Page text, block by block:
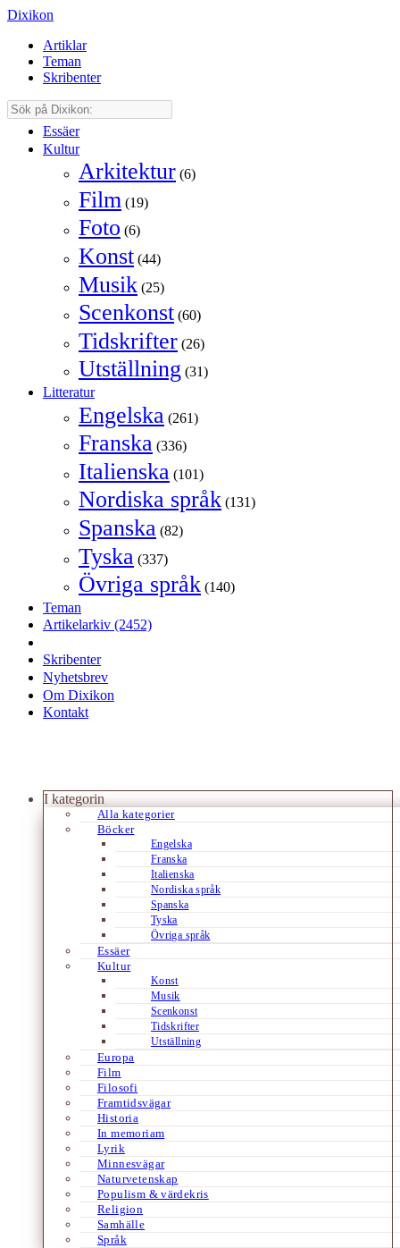
Dixikon
Artiklar
Teman
Skribenter
Essäer
Kultur
Arkitektur (6)
Film (19)
Foto (6)
Konst (44)
Musik (25)
Scenkonst (60)
Tidskrifter (26)
Utställning (31)
Litteratur
Engelska (261)
Franska (336)
Italienska (101)
Nordiska språk (131)
Spanska (82)
Tyska (337)
Övriga språk (140)
Teman
Artikelarkiv (2452)
Skribenter
Nyhetsbrev
Om Dixikon
Kontakt
I kategorin
Alla kategorier
Böcker
Engelska
Franska
Italienska
Nordiska språk
Spanska
Tyska
Övriga språk
Essäer
Kultur
Konst
Musik
Scenkonst
Tidskrifter
Utställning
Europa
Film
Filosofi
Framtidsvägar
Historia
In memoriam
Lyrik
Minnesvägar
Naturvetenskap
Populism & värdekris
Religion
Samhälle
Språk